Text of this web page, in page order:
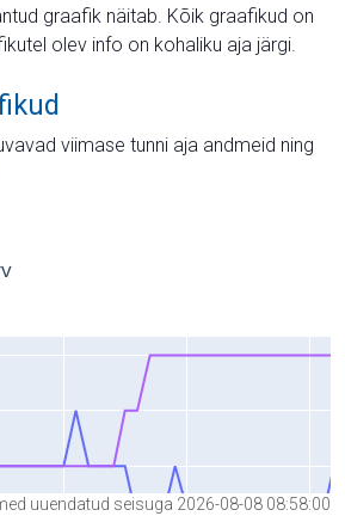
graafik näitab. Kõik graafikud on
olev info on kohaliku aja järgi.
viimase tunni aja andmeid ning
uuendatud seisuga 2026-08-08 08:58:00